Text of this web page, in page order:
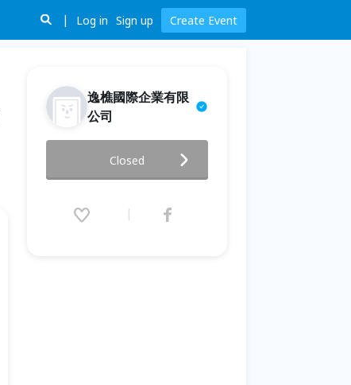
Log in Sign up Create Event
逸樵國際企業有限
公司
活動(6月20日08:00開始報名)
2018.06.24 (Sun) 08:00 - 12:00
Closed